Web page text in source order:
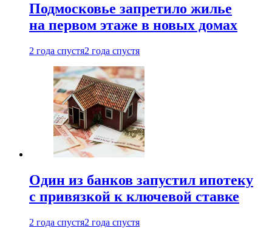
Подмосковье запретило жилье
на первом этаже в новых домах
2 года спустя2 года спустя
Один из банков запустил ипотеку
с привязкой к ключевой ставке
2 года спустя2 года спустя